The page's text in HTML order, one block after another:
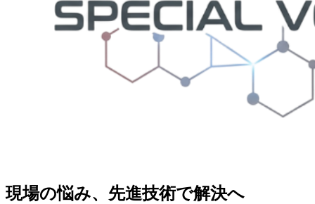
現場の悩み、先進技術で解決へ